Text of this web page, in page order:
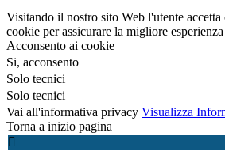
Visitando il nostro sito Web l'utente accetta
cookie per assicurare la migliore
Acconsento ai cookie
Si, acconsento
Solo tecnici
Solo tecnici
Vai all'informativa privacy Visualizza
Torna a inizio pagina